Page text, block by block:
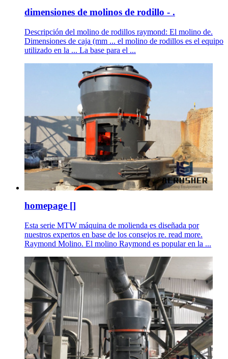
dimensiones de molinos de rodillo - .
Descripción del molino de rodillos raymond: El molino de.
Dimensiones de caja (mm ... el molino de rodillos es el equipo
utilizado en la ... La base para el ...
homepage []
Esta serie MTW máquina de molienda es diseñada por
nuestros expertos en base de los consejos re. read more.
Raymond Molino. El molino Raymond es popular en la ...